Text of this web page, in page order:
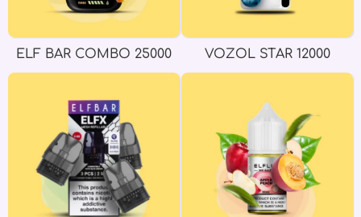
ELF BAR COMBO 25000 VOZOL STAR 12000